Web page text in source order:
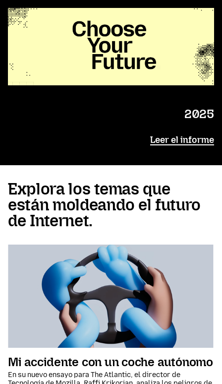
2025
Leer el informe
Explora los temas que
están moldeando el futuro
de Internet.
Mi accidente con un coche autónomo
En su nuevo ensayo para The Atlantic, el director de